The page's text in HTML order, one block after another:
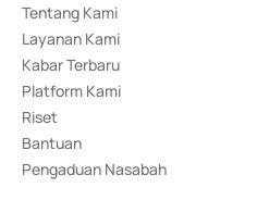
Tentang Kami
Layanan Kami
Kabar Terbaru
Platform Kami
Riset
Bantuan
Pengaduan Nasabah